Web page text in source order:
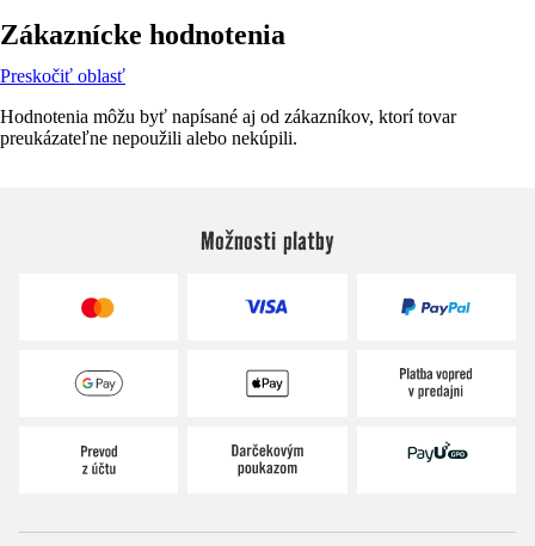
Zákaznícke hodnotenia
Preskočiť oblasť
Hodnotenia môžu byť napísané aj od zákazníkov, ktorí tovar
preukázateľne nepoužili alebo nekúpili.
Možnosti platby